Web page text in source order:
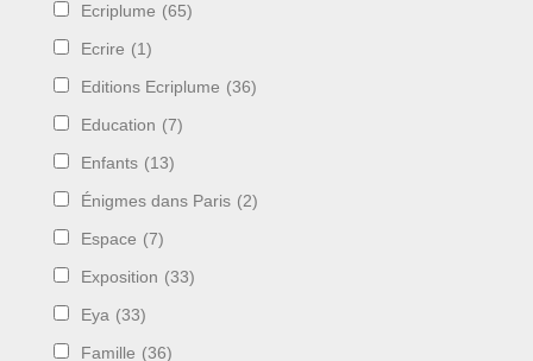
Ecriplume (65)
Ecrire (1)
Editions Ecriplume (36)
Education (7)
Enfants (13)
Énigmes dans Paris (2)
Espace (7)
Exposition (33)
Eya (33)
Famille (36)